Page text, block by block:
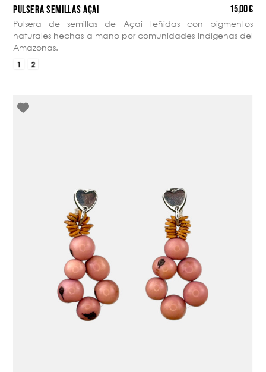
PULSERA SEMILLAS AÇAI 15,00 €
Pulsera de semillas de Açai teñidas con pigmentos
naturales hechas a mano por comunidades indígenas del
Amazonas.